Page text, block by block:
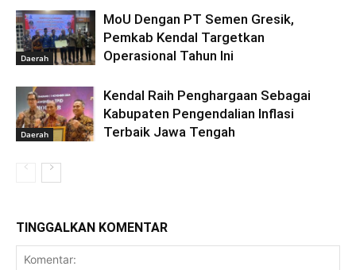
Daerah
MoU Dengan PT Semen Gresik,
Pemkab Kendal Targetkan
Operasional Tahun Ini
Daerah
Kendal Raih Penghargaan Sebagai
Kabupaten Pengendalian Inflasi
Terbaik Jawa Tengah
TINGGALKAN KOMENTAR